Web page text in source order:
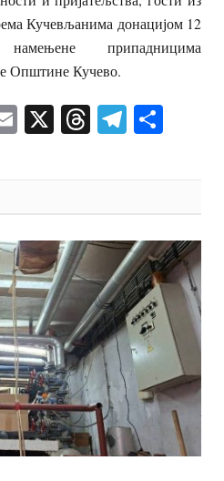
Кучевљанима донацијом 12
намењене припадницима
Општине Кучево.
Email
X Threads